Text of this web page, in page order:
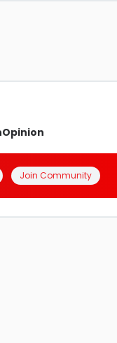
Opinion
Join Community